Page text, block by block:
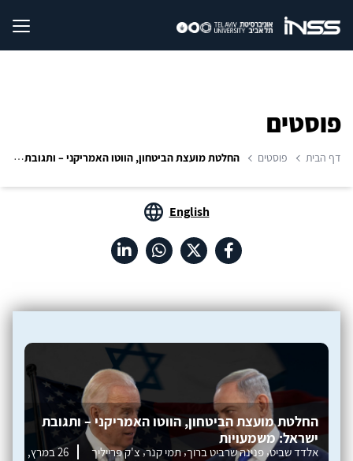
פוסטים
דף הבית פוסטים החלטת מועצת הביטחון, הווטו האמריקני – ותגובת ישראל: משמעויות
English
החלטת מועצת הביטחון, הווטו האמריקני – ותגובת
ישראל: משמעויות
אלדד שביט, פנינה שרביט ברוך,תמי קנר,צ'ק פרייליך
26 במרץ,